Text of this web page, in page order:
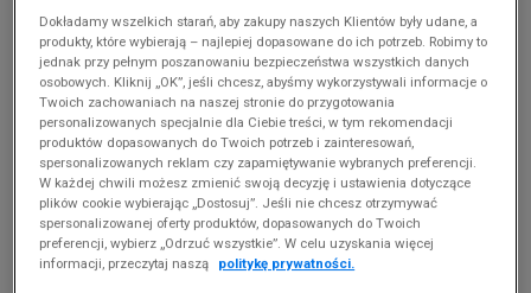
* Zdjęcie poglądowe
TIMBERLAND KILLINGTON HIKER CHUKKA
Produkt pochodzi z końcówek aktualnych kolekcji, ubiegłych
sezonów lub z ekspozycji.Szczegóły.
zł cena rekomendowana przez producenta
369,99 zł
Dokładamy wszelkich starań, aby zakupy naszych Klientów były udane, a
produkty, które wybierają – najlepiej dopasowane do ich potrzeb. Robimy to
jednak przy pełnym poszanowaniu bezpieczeństwa wszystkich danych
osobowych. Kliknij „OK”, jeśli chcesz, abyśmy wykorzystywali informacje o
Twoich zachowaniach na naszej stronie do przygotowania
personalizowanych specjalnie dla Ciebie treści, w tym rekomendacji
produktów dopasowanych do Twoich potrzeb i zainteresowań,
spersonalizowanych reklam czy zapamiętywanie wybranych preferencji.
W każdej chwili możesz zmienić swoją decyzję i ustawienia dotyczące
plików cookie wybierając „Dostosuj”. Jeśli nie chcesz otrzymywać
spersonalizowanej oferty produktów, dopasowanych do Twoich
preferencji, wybierz „Odrzuć wszystkie”. W celu uzyskania więcej
informacji, przeczytaj naszą
politykę prywatności.